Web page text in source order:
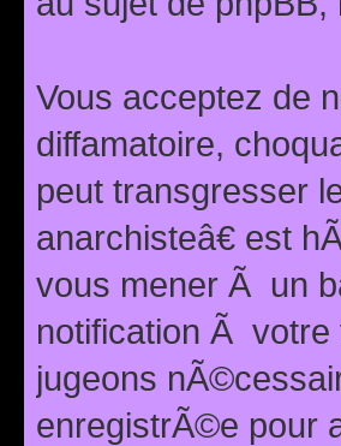
Vous acceptez de
diffamatoire,
peut transgresser
anarchisteâ€ est
vous mener Ã un
notification Ã
jugeons
enregistrÃ©e pour